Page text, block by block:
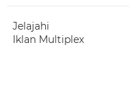
Jelajahi
Iklan Multiplex